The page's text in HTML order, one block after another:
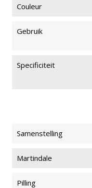
Couleur
Gebruik
Specificiteit
Samenstelling
Martindale
Pilling